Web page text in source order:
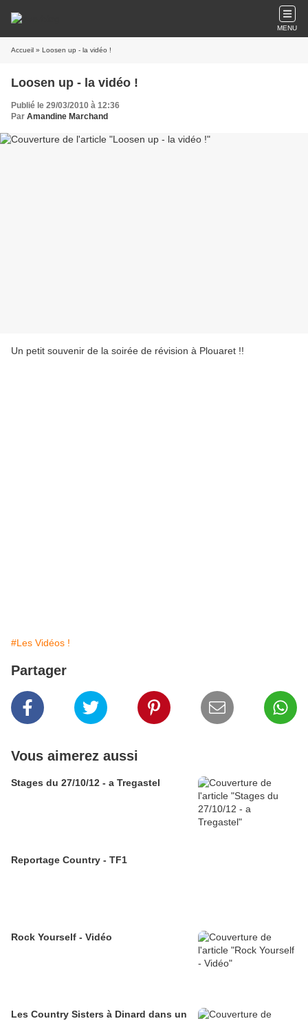
MENU
Accueil » Loosen up - la vidéo !
Loosen up - la vidéo !
Publié le 29/03/2010 à 12:36
Par Amandine Marchand
Un petit souvenir de la soirée de révision à Plouaret !!
#Les Vidéos !
Partager
Vous aimerez aussi
Stages du 27/10/12 - a Tregastel
Reportage Country - TF1
Rock Yourself - Vidéo
Les Country Sisters à Dinard dans un